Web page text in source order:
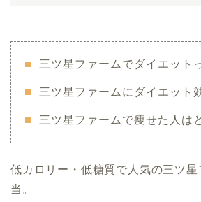
三ツ星ファームでダイエット
三ツ星ファームにダイエット
三ツ星ファームで痩せた人は
低カロリー・低糖質で人気の三ツ
当。